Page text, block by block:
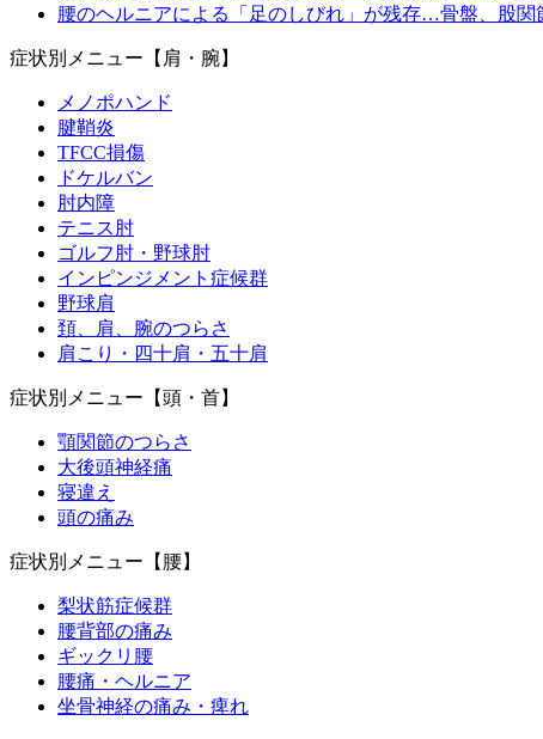
腰のヘルニアによる「足のしびれ」が残存…骨盤、股関
症状別メニュー【肩・腕】
メノポハンド
腱鞘炎
TFCC損傷
ドケルバン
肘内障
テニス肘
ゴルフ肘・野球肘
インピンジメント症候群
野球肩
頚、肩、腕のつらさ
肩こり・四十肩・五十肩
症状別メニュー【頭・首】
顎関節のつらさ
大後頭神経痛
寝違え
頭の痛み
症状別メニュー【腰】
梨状筋症候群
腰背部の痛み
ギックリ腰
腰痛・ヘルニア
坐骨神経の痛み・痺れ